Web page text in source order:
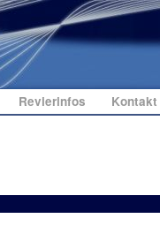
Revierinfos Kontakt